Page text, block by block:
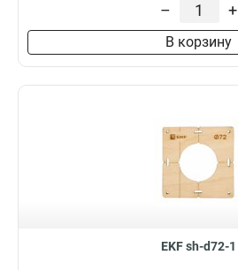
– +
В корзину
EKF sh-d72-1